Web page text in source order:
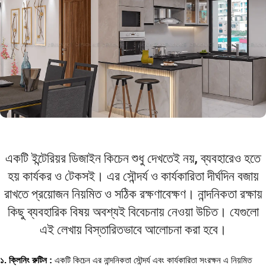
একটি ইন্টেরিয়র ডিজাইন কিচেন শুধু দেখতেই নয়, ব্যবহারেও হতে
হয় কার্যকর ও টেকসই। এর সৌন্দর্য ও কার্যকারিতা দীর্ঘদিন বজায়
রাখতে প্রয়োজন নিয়মিত ও সঠিক রক্ষণাবেক্ষণ। নান্দনিকতা রক্ষায়
কিছু ব্যবহারিক বিষয় অবশ্যই বিবেচনায় নেওয়া উচিত। যেগুলো
এই লেখায় বিস্তারিতভাবে আলোচনা করা হবে।
১. ক্লিনিং রুটিন : একটি কিচেন এর নান্দনিকতা সৌন্দর্য এবং কার্যকারিতা সংরক্ষন এ নিয়মিত